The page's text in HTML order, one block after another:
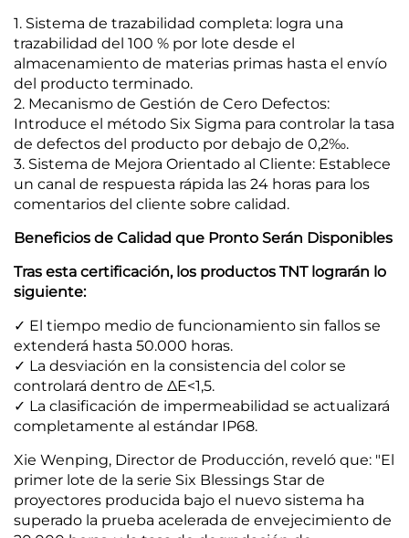
1. Sistema de trazabilidad completa: logra una
trazabilidad del 100 % por lote desde el
almacenamiento de materias primas hasta el envío
del producto terminado.
2. Mecanismo de Gestión de Cero Defectos:
Introduce el método Six Sigma para controlar la tasa
de defectos del producto por debajo de 0,2‰.
3. Sistema de Mejora Orientado al Cliente: Establece
un canal de respuesta rápida las 24 horas para los
comentarios del cliente sobre calidad.
Beneficios de Calidad que Pronto Serán Disponibles
Tras esta certificación, los productos TNT lograrán lo
siguiente:
✓ El tiempo medio de funcionamiento sin fallos se
extenderá hasta 50.000 horas.
✓ La desviación en la consistencia del color se
controlará dentro de ΔE<1,5.
✓ La clasificación de impermeabilidad se actualizará
completamente al estándar IP68.
Xie Wenping, Director de Producción, reveló que: "El
primer lote de la serie Six Blessings Star de
proyectores producida bajo el nuevo sistema ha
superado la prueba acelerada de envejecimiento de